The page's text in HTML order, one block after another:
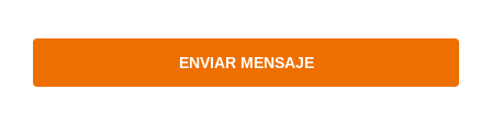
ENVIAR MENSAJE